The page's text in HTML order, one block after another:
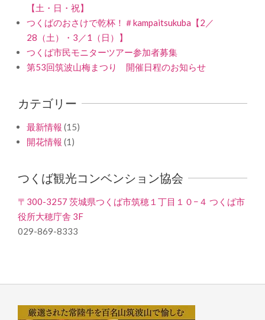
【土・日・祝】
つくばのおさけで乾杯！＃kampaitsukuba【2／
28（土）・3／1（日）】
つくば市民モニターツアー参加者募集
第53回筑波山梅まつり 開催日程のお知らせ
カテゴリー
最新情報 (15)
開花情報 (1)
つくば観光コンベンション協会
〒300-3257 茨城県つくば市筑穂１丁目１０−４ つくば市
役所大穂庁舎 3F
029-869-8333